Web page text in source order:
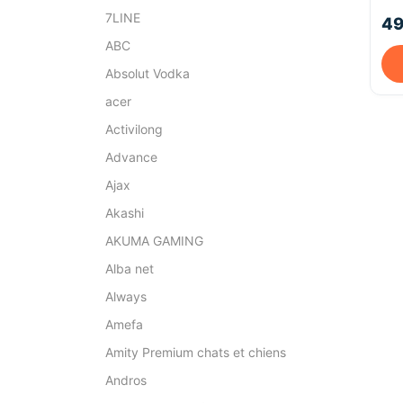
7LINE
ABC
Absolut Vodka
acer
Activilong
Advance
Ajax
Akashi
AKUMA GAMING
Alba net
Always
Amefa
Amity Premium chats et chiens
Andros